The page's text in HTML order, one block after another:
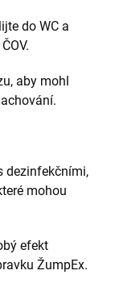
do WC a
aby mohl
dezinfekčními,
mohou
efekt
ŽumpEx.